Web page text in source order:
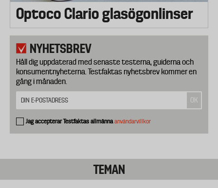
Optoco Clario glasögonlinser
NYHETSBREV
Håll dig uppdaterad med senaste testerna, guiderna och
konsumentnyheterna. Testfaktas nyhetsbrev kommer en
gång i månaden.
Jag accepterar Testfaktas allmännaanvändarvillkor
TEMAN